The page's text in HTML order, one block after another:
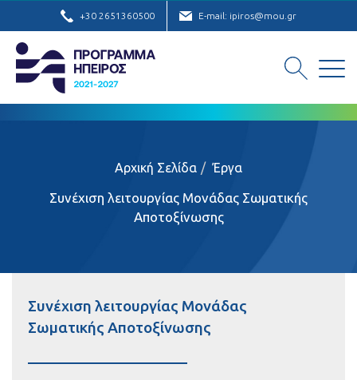
+30 2651360500 E-mail: ipiros@mou.gr
Αρχική Σελίδα Έργα
Συνέχιση λειτουργίας Μονάδας Σωματικής
Αποτοξίνωσης
Συνέχιση λειτουργίας Μονάδας
Σωματικής Αποτοξίνωσης